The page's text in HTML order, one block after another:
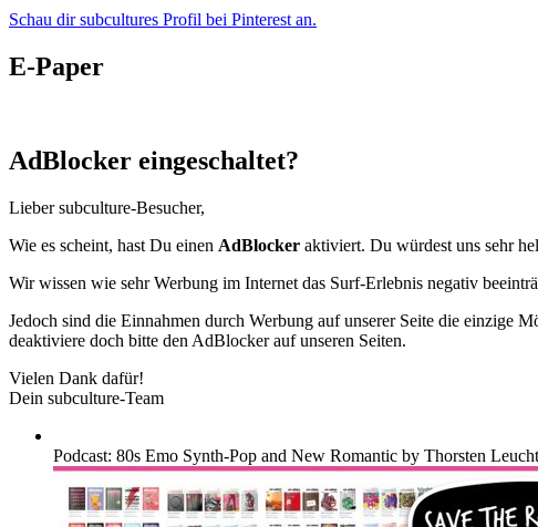
Schau dir subcultures Profil bei Pinterest an.
E-Paper
AdBlocker eingeschaltet?
Lieber subculture-Besucher,
Wie es scheint, hast Du einen AdBlocker aktiviert. Du würdest uns sehr
Wir wissen wie sehr Werbung im Internet das Surf-Erlebnis negativ
Jedoch sind die Einnahmen durch Werbung auf unserer Seite die einzige
deaktiviere doch bitte den AdBlocker auf unseren Seiten.
Vielen Dank dafür!
Dein subculture-Team
Podcast: 80s Emo Synth-Pop and New Romantic by Thorsten Leucht